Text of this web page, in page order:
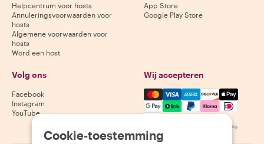
Helpcentrum voor hosts
Annuleringsvoorwaarden voor
hosts
Algemene voorwaarden voor
hosts
Word een host
App Store
Google Play Store
Volg ons
Facebook
Instagram
YouTube
Wij accepteren
Mastercard, Visa, Amex,
Beschikbaarheid varieert per bestemming
Cookie-toestemming